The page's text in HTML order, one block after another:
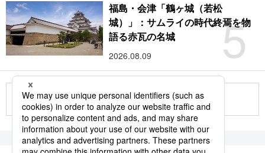
5
福島・会津「鶴ヶ城（若松
城）」：サムライの時代終焉を物
語る赤瓦の名城
2026.08.09
もっと見る